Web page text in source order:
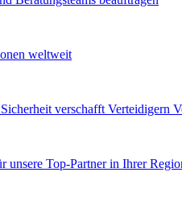
weltweit
verschafft Verteidigern
unsere Top-Partner in Ihrer